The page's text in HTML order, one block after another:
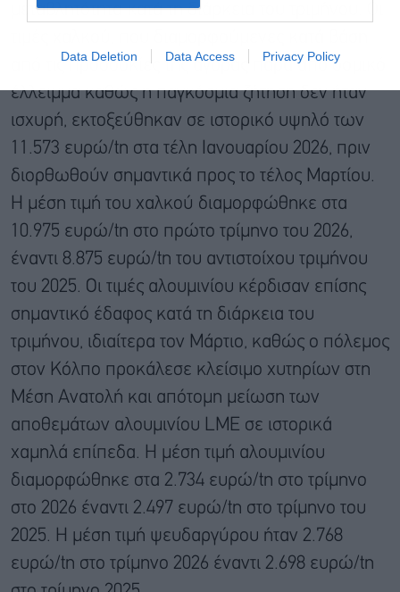
Data Deletion Data Access Privacy Policy
μεταβλητότητα κατά τη διάρκεια του τριμήνου. Οι
από τις προσδοκίες της αγοράς παρά από δομικό
έλλειμμα καθώς η παγκόσμια ζήτηση δεν ήταν
ισχυρή, εκτοξεύθηκαν σε ιστορικό υψηλό των
11.573 ευρώ/tn στα τέλη Ιανουαρίου 2026, πριν
διορθωθούν σημαντικά προς το τέλος Μαρτίου.
Η μέση τιμή του χαλκού διαμορφώθηκε στα
10.975 ευρώ/tn στο πρώτο τρίμηνο του 2026,
έναντι 8.875 ευρώ/tn του αντιστοίχου τριμήνου
του 2025. Οι τιμές αλουμινίου κέρδισαν επίσης
σημαντικό έδαφος κατά τη διάρκεια του
τριμήνου, ιδιαίτερα τον Μάρτιο, καθώς ο πόλεμος
στον Κόλπο προκάλεσε κλείσιμο χυτηρίων στη
Μέση Ανατολή και απότομη μείωση των
αποθεμάτων αλουμινίου LME σε ιστορικά
χαμηλά επίπεδα. Η μέση τιμή αλουμινίου
διαμορφώθηκε στα 2.734 ευρώ/tn στο τρίμηνο
στο 2026 έναντι 2.497 ευρώ/tn στο τρίμηνο του
2025. Η μέση τιμή ψευδαργύρου ήταν 2.768
ευρώ/tn στο τρίμηνο 2026 έναντι 2.698 ευρώ/tn